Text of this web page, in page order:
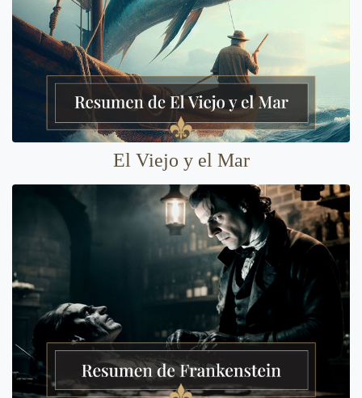
El Viejo y el Mar